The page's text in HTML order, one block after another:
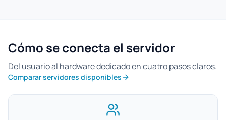
Cómo se conecta el servidor
Del usuario al hardware dedicado en cuatro pasos claros.
Comparar servidores disponibles